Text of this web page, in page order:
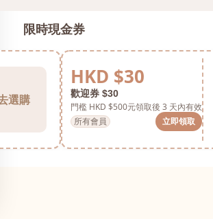
限時現金券
選購
HKD $30
歡迎券 $30
門檻 HKD $500元領取後 3 天內有效
所有會員
立即領取